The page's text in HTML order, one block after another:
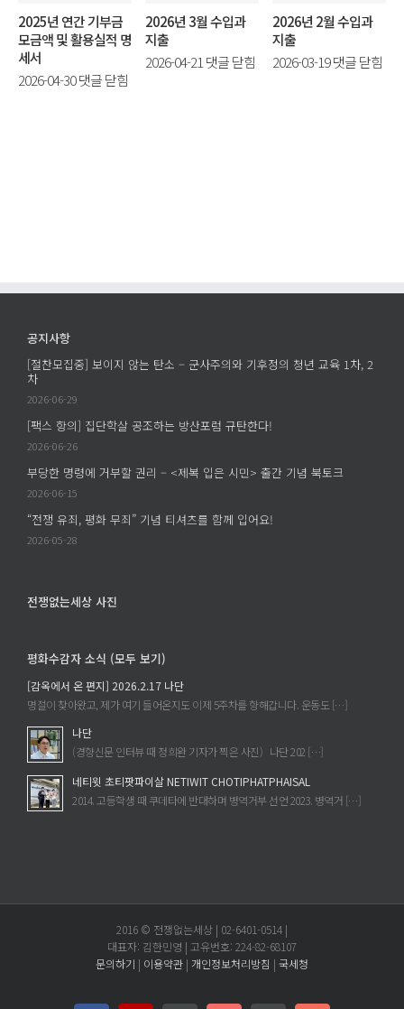
2025년 연간 기부금
모금액 및 활용실적 명
세서
2026-04-302025
적
서
에
댓글 닫힘
2026년 3월 수입과
지출
2026-04-21 2026
댓글 닫힘
2026년 2월 수입과
지출
2026-03-192026
댓글 닫힘
공지사항
[절찬모집중] 보이지 않는 탄소 – 군사주의와 기후정의 청년 교육 1차, 2
차
2026-06-29
[팩스 항의] 집단학살 공조하는 방산포럼 규탄한다!
2026-06-26
부당한 명령에 거부할 권리 – <제복 입은 시민> 출간 기념 북토크
2026-06-15
“전쟁 유죄, 평화 무죄” 기념 티셔츠를 함께 입어요!
2026-05-28
전쟁없는세상 사진
평화수감자 소식 (모두 보기)
[감옥에서 온 편지] 2026.2.17 나단
명절이 찾아왔고, 제가 여기 들어온지도 이제 5주차를 향해갑니다. 운동도 […]
나단
(경향신문 인터뷰 때 정희완 기자가 찍은 사진) 나단 202 […]
네티윗 초티팟파이살 NETIWIT CHOTIPHATPHAISAL
2014. 고등학생 때 쿠데타에 반대하며 병역거부 선언 2023. 병역거 […]
2016 © 전쟁없는세상 | 02-6401-0514 |
대표자: 김한민영 | 고유번호: 224-82-68107
문의하기 | 이용약관 | 개인정보처리방침 | 국세청